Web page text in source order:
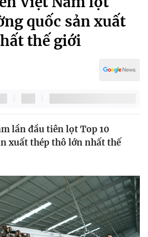
trí
quốc sản xuất
thế giới
lần đầu tiên lọt Top 10
xuất thép thô lớn nhất thế